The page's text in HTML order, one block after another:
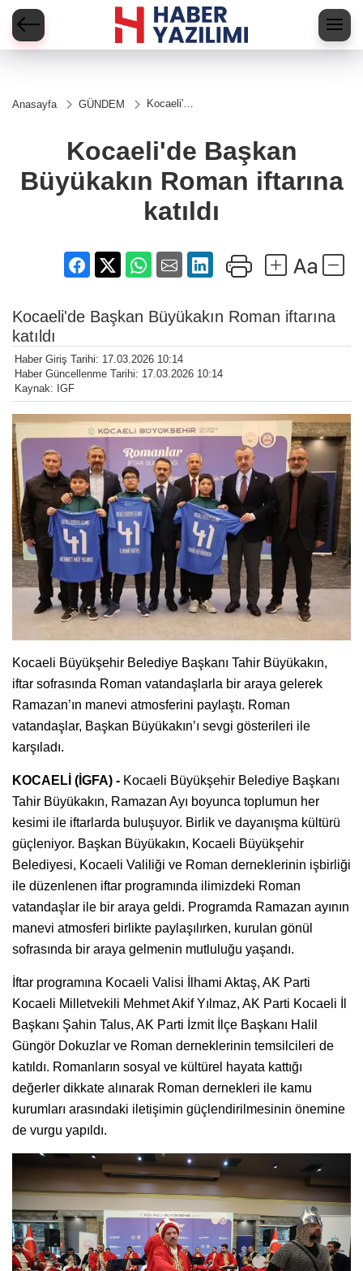
Anasayfa GÜNDEM
Kocaeli'de
Roman
iftarına
Kocaeli'de Başkan
Büyükakın Roman iftarına
katıldı
Kocaeli'de Başkan Büyükakın Roman iftarına
katıldı
Haber Giriş Tarihi: 17.03.2026 10:14
Haber Güncellenme Tarihi: 17.03.2026 10:14
Kaynak: IGF
Kocaeli Büyükşehir Belediye Başkanı Tahir Büyükakın,
iftar sofrasında Roman vatandaşlarla bir araya gelerek
Ramazan’ın manevi atmosferini paylaştı. Roman
vatandaşlar, Başkan Büyükakın’ı sevgi gösterileri ile
karşıladı.
KOCAELİ (İGFA) - Kocaeli Büyükşehir Belediye Başkanı
Tahir Büyükakın, Ramazan Ayı boyunca toplumun her
kesimi ile iftarlarda buluşuyor. Birlik ve dayanışma kültürü
güçleniyor. Başkan Büyükakın, Kocaeli Büyükşehir
Belediyesi, Kocaeli Valiliği ve Roman derneklerinin işbirliği
ile düzenlenen iftar programında ilimizdeki Roman
vatandaşlar ile bir araya geldi. Programda Ramazan ayının
manevi atmosferi birlikte paylaşılırken, kurulan gönül
sofrasında bir araya gelmenin mutluluğu yaşandı.
İftar programına Kocaeli Valisi İlhami Aktaş, AK Parti
Kocaeli Milletvekili Mehmet Akif Yılmaz, AK Parti Kocaeli İl
Başkanı Şahin Talus, AK Parti İzmit İlçe Başkanı Halil
Güngör Dokuzlar ve Roman derneklerinin temsilcileri de
katıldı. Romanların sosyal ve kültürel hayata kattığı
değerler dikkate alınarak Roman dernekleri ile kamu
kurumları arasındaki iletişimin güçlendirilmesinin önemine
de vurgu yapıldı.